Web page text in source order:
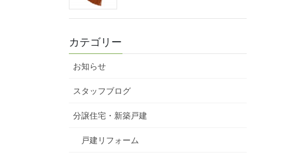
カテゴリー
お知らせ
スタッフブログ
分譲住宅・新築戸建
戸建リフォーム